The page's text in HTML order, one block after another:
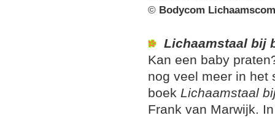
© Bodycom
Lichaamstaal bij
Kan een baby
nog veel meer in het
boek Lichaamstaal
Frank van Marwijk.